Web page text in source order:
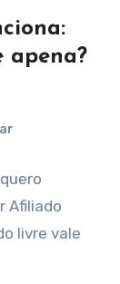
apena?
Afiliado
livre vale